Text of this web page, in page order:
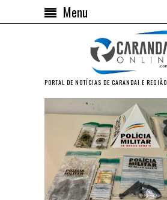
Menu
PORTAL DE NOTÍCIAS DE CARANDAI E REGIÃO